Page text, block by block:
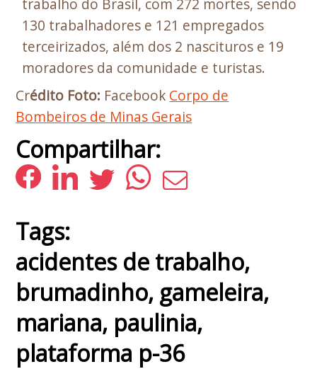
trabalho do Brasil, com 272 mortes, sendo
130 trabalhadores e 121 empregados
terceirizados, além dos 2 nascituros e 19
moradores da comunidade e turistas.
Crédito Foto: Facebook Corpo de
Bombeiros de Minas Gerais
Compartilhar:
Tags:
acidentes de trabalho,
brumadinho, gameleira,
mariana, paulinia,
plataforma p-36